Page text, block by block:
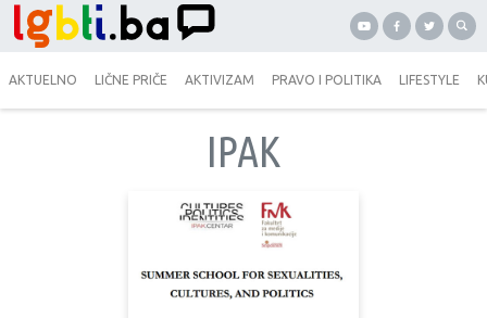
AKTUELNO LIČNE PRIČE AKTIVIZAM PRAVO I POLITIKA LIFESTYLE
IPAK